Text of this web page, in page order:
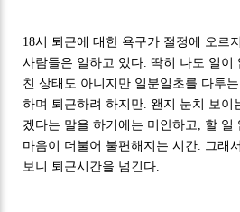
18시 퇴근에 대한 욕구가 절정에 오르
사람들은 일하고 있다. 딱히 나도 일이
친 상태도 아니지만 일분일초를 다투
하며 퇴근하려 하지만. 왠지 눈치 보이
겠다는 말을 하기에는 미안하고, 할 일
마음이 더불어 불편해지는 시간. 그래
보니 퇴근시간을 넘긴다.